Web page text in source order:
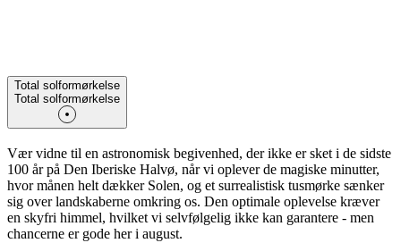
Total solformørkelse
Total solformørkelse
Vær vidne til en astronomisk begivenhed, der ikke er sket i de sidste
100 år på Den Iberiske Halvø, når vi oplever de magiske minutter,
hvor månen helt dækker Solen, og et surrealistisk tusmørke sænker
sig over landskaberne omkring os. Den optimale oplevelse kræver
en skyfri himmel, hvilket vi selvfølgelig ikke kan garantere - men
chancerne er gode her i august.